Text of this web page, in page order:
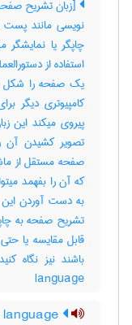
نویسی مانند
چاپگر یا نمایشگر
استفاده از
یک صفحه را شکل
کامپیوتری دیگر
پیروی میکند این
تصویر کشیدن آن
صفحه مستقل از
که آن را بفهمد
تشریح صفحه به
قابل مقایسه یا
language